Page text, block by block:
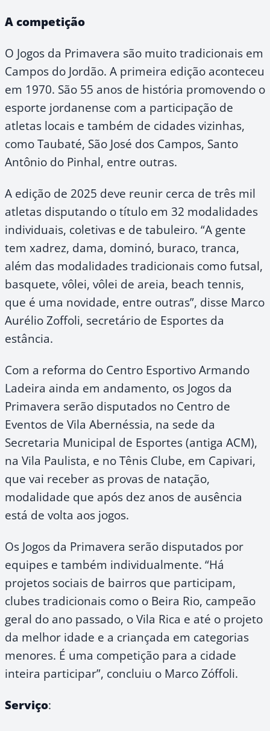
A competição
O Jogos da Primavera são muito tradicionais em
Campos do Jordão. A primeira edição aconteceu
em 1970. São 55 anos de história promovendo o
esporte jordanense com a participação de
atletas locais e também de cidades vizinhas,
como Taubaté, São José dos Campos, Santo
Antônio do Pinhal, entre outras.
A edição de 2025 deve reunir cerca de três mil
atletas disputando o título em 32 modalidades
individuais, coletivas e de tabuleiro. “A gente
tem xadrez, dama, dominó, buraco, tranca,
além das modalidades tradicionais como futsal,
basquete, vôlei, vôlei de areia, beach tennis,
que é uma novidade, entre outras”, disse Marco
Aurélio Zoffoli, secretário de Esportes da
estância.
Com a reforma do Centro Esportivo Armando
Ladeira ainda em andamento, os Jogos da
Primavera serão disputados no Centro de
Eventos de Vila Abernéssia, na sede da
Secretaria Municipal de Esportes (antiga ACM),
na Vila Paulista, e no Tênis Clube, em Capivari,
que vai receber as provas de natação,
modalidade que após dez anos de ausência
está de volta aos jogos.
Os Jogos da Primavera serão disputados por
equipes e também individualmente. “Há
projetos sociais de bairros que participam,
clubes tradicionais como o Beira Rio, campeão
geral do ano passado, o Vila Rica e até o projeto
da melhor idade e a criançada em categorias
menores. É uma competição para a cidade
inteira participar”, concluiu o Marco Zóffoli.
Serviço: